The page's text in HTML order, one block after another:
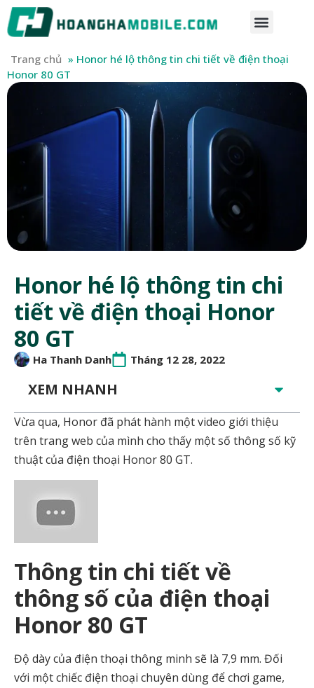
Trang chủ » Honor hé lộ thông tin chi tiết về điện thoại
Honor 80 GT
Honor hé lộ thông tin chi
tiết về điện thoại Honor
80 GT
Ha Thanh Danh Tháng 12 28, 2022
XEM NHANH
Vừa qua, Honor đã phát hành một video giới thiệu
trên trang web của mình cho thấy một số thông số kỹ
thuật của điện thoại Honor 80 GT.
Thông tin chi tiết về
thông số của điện thoại
Honor 80 GT
Độ dày của điện thoại thông minh sẽ là 7,9 mm. Đối
với một chiếc điện thoại chuyên dùng để chơi game,